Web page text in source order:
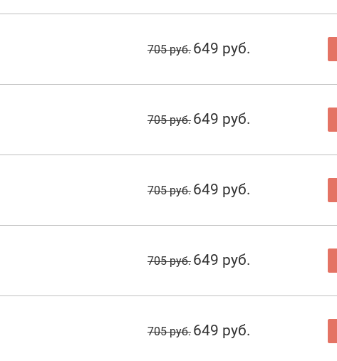
705 руб. 649 руб.
705 руб. 649 руб.
705 руб. 649 руб.
705 руб. 649 руб.
705 руб. 649 руб.